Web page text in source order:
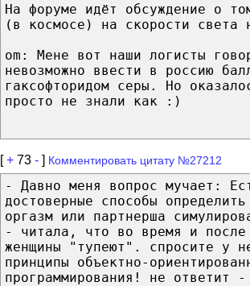
На форуме идёт обсуждение о
(в космосе) на скорости света
om: Мене вот наши логисты
невозможно ввести в россию
гаксофторидом серы. Но
просто не знали как :)
[+ 73 - ] Комментировать цитату №27212
- Давно меня вопрос мучает:
достоверные способы
оргазм или партнерша
- читала, что во время и после
женщины "тупеют". спросите у
принципы объектно-
программирования! не ответит -